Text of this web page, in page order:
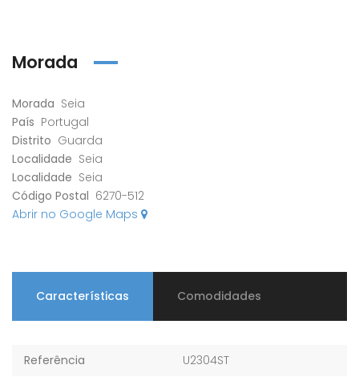
Morada
Morada Seia
País Portugal
Distrito Guarda
Localidade Seia
Localidade Seia
Código Postal 6270-512
Abrir no Google Maps
Características Comodidades
Referência U2304ST